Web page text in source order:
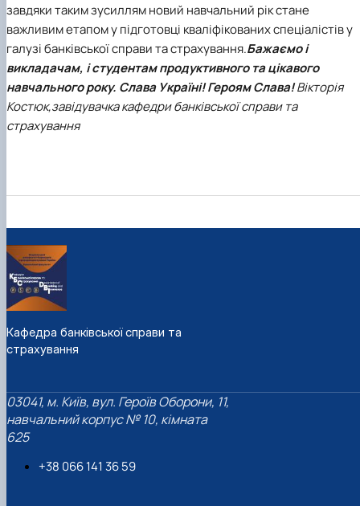
завдяки таким зусиллям новий навчальний рік стане
важливим етапом у підготовці кваліфікованих спеціалістів у
галузі банківської справи та страхування.Бажаємо і
викладачам, і студентам продуктивного та цікавого
навчального року. Слава Україні! Героям Слава!Вікторія
Костюк,завідувачка кафедри банківської справи та
страхування
Кафедра банківської справи та
страхування
03041, м. Київ, вул. Героїв Оборони, 11,
навчальний корпус № 10, кімната
625
+38 066 141 36 59